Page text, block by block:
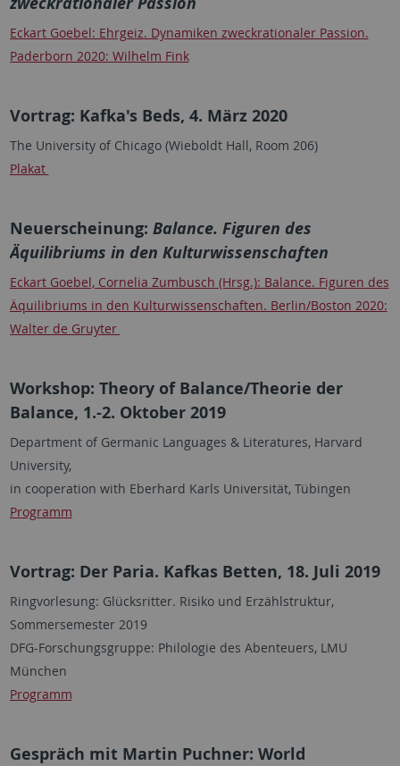
Eckart Goebel: Ehrgeiz. Dynamiken zweckrationaler Passion.
Paderborn 2020: Wilhelm Fink
Vortrag: Kafka's Beds, 4. März 2020
The University of Chicago (Wieboldt Hall, Room 206)
Plakat
Neuerscheinung: Balance. Figuren des
Äquilibriums in den Kulturwissenschaften
Eckart Goebel, Cornelia Zumbusch (Hrsg.): Balance. Figuren des
Äquilibriums in den Kulturwissenschaften. Berlin/Boston 2020:
Walter de Gruyter
Workshop: Theory of Balance/Theorie der
Balance, 1.-2. Oktober 2019
Department of Germanic Languages & Literatures, Harvard
University,
in cooperation with Eberhard Karls Universität, Tübingen
Programm
Vortrag: Der Paria. Kafkas Betten, 18. Juli 2019
Ringvorlesung: Glücksritter. Risiko und Erzählstruktur,
Sommersemester 2019
DFG-Forschungsgruppe: Philologie des Abenteuers, LMU
München
Programm
Gespräch mit Martin Puchner: World